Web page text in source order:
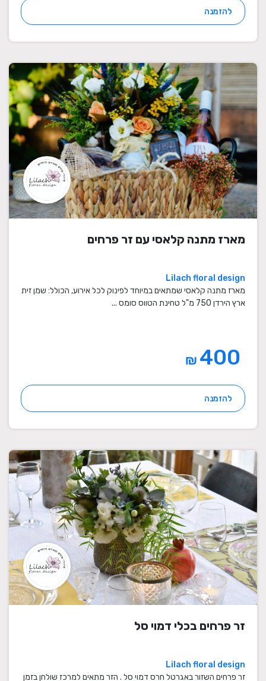
להזמנה
מארז מתנה קלאסי עם זר פרחים
Lilach floral design
מארז מתנה קלאסי שמתאים במיוחד לפינוק לכל אירוע, הכולל: שמן זית
ארץ הירדן 750 מ"ל טחינת הטווס סומס ...
₪
להזמנה
זר פרחים בכלי דמוי סל
Lilach floral design
זר פרחים השזור באגרטל חרס דמוי סל . הזר מתאים למרכז שולחן בזמן